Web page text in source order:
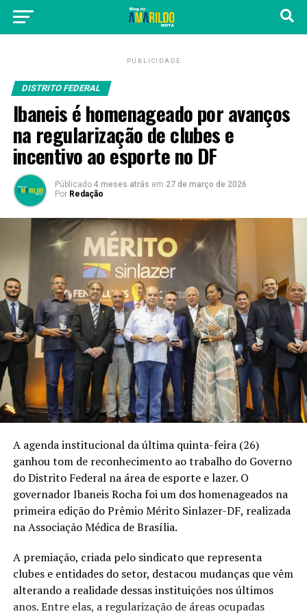
PUBLICIDADE
DISTRITO FEDERAL
Ibaneis é homenageado por avanços
na regularização de clubes e
incentivo ao esporte no DF
Públicado 4 meses atrás em 27 de março de 2026
Por Redação
A agenda institucional da última quinta-feira (26)
ganhou tom de reconhecimento ao trabalho do Governo
do Distrito Federal na área de esporte e lazer. O
governador Ibaneis Rocha foi um dos homenageados na
primeira edição do Prêmio Mérito Sinlazer-DF, realizada
na Associação Médica de Brasília.
A premiação, criada pelo sindicato que representa
clubes e entidades do setor, destacou mudanças que vêm
alterando a realidade dessas instituições nos últimos
anos. Entre elas, a regularização de áreas ocupadas